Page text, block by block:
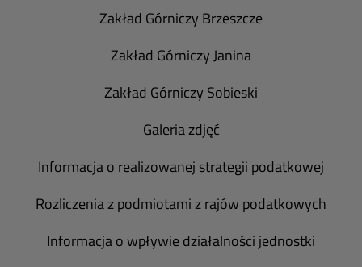
Zakład Górniczy Brzeszcze
Zakład Górniczy Janina
Zakład Górniczy Sobieski
Galeria zdjęć
Informacja o realizowanej strategii podatkowej
Rozliczenia z podmiotami z rajów podatkowych
Informacja o wpływie działalności jednostki